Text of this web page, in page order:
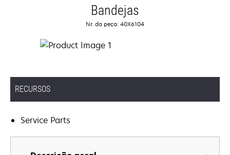
Bandejas
Nr. da peça: 40X6104
RECURSOS
Service Parts